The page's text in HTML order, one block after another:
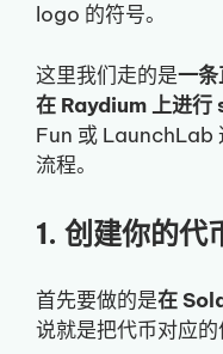
logo 的符号。
这里我们走的是一
在 Raydium 上进行
Fun 或 LaunchLab
流程。
1. 创建你的代
首先要做的是在
说就是把代币对应的